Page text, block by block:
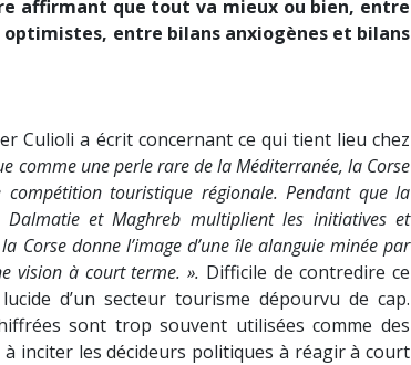
affirmant que tout va mieux ou bien, entre
entre bilans anxiogènes et bilans
Culioli a écrit concernant ce qui tient lieu chez
comme une perle rare de la Méditerranée, la Corse
touristique régionale. Pendant que la
et Maghreb multiplient les initiatives et
Corse donne l’image d’une île alanguie minée par
vision à court terme. ». Difficile de contredire ce
d’un secteur tourisme dépourvu de cap.
sont trop souvent utilisées comme des
inciter les décideurs politiques à réagir à court